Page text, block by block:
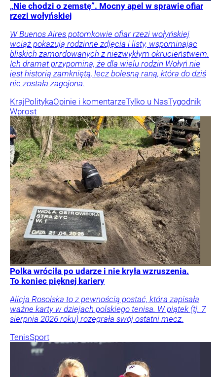
„Nie chodzi o zemstę”. Mocny apel w sprawie ofiar
rzezi wołyńskiej
W Buenos Aires potomkowie ofiar rzezi wołyńskiej
wciąż pokazują rodzinne zdjęcia i listy, wspominając
bliskich zamordowanych z niezwykłym okrucieństwem.
Ich dramat przypomina, że dla wielu rodzin Wołyń nie
jest historią zamkniętą, lecz bolesną raną, która do dziś
nie została zagojona.
KrajPolitykaOpinie i komentarzeTylko u NasTygodnik
Wprost
Polka wróciła po udarze i nie kryła wzruszenia.
To koniec pięknej kariery
Alicja Rosolska to z pewnością postać, która zapisała
ważne karty w dziejach polskiego tenisa. W piątek (tj. 7
sierpnia 2026 roku) rozegrała swój ostatni mecz.
TenisSport